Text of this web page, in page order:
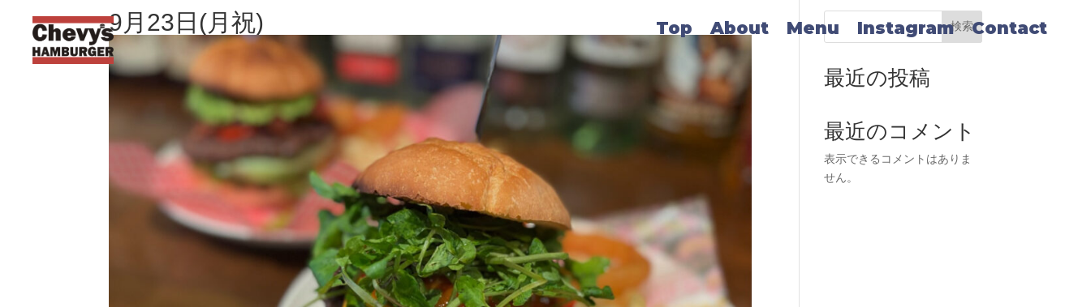
Top About Menu Instagram Contact
9月23日(月祝) 検索
最近の投稿
最近のコメント
表示できるコメントはありま
せん。